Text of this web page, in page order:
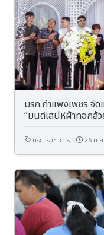
มรภ.กำแพงเพชร จั
“มนต์เสน่ห์ผ้าทอกล้
บริการวิชาการ 26 มิ.